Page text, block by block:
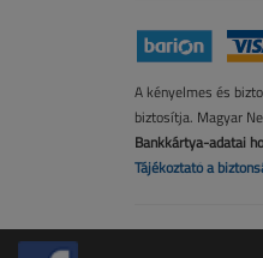
A kényelmes és
biztosítja. Magyar
Bankkártya-adatai
Tájékoztató a